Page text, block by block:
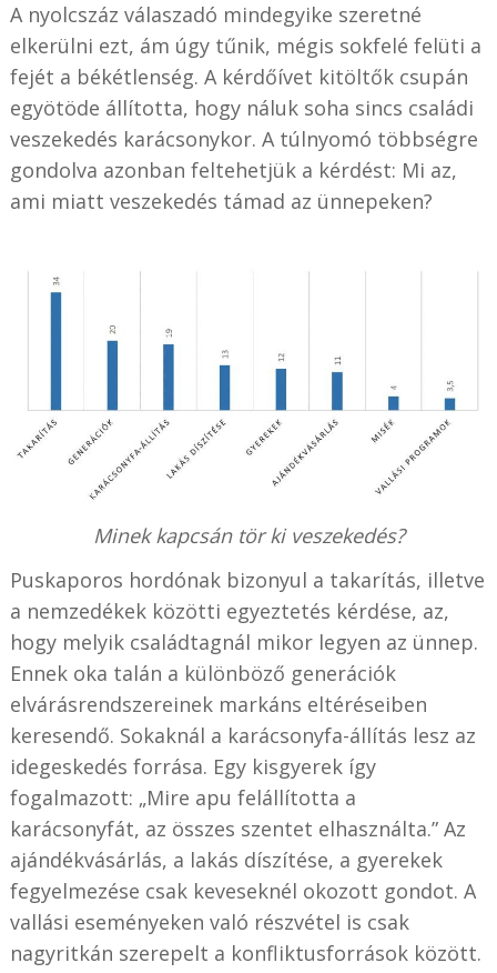
A nyolcszáz válaszadó mindegyike szeretné
elkerülni ezt, ám úgy tűnik, mégis sokfelé felüti a
fejét a békétlenség. A kérdőívet kitöltők csupán
egyötöde állította, hogy náluk soha sincs családi
veszekedés karácsonykor. A túlnyomó többségre
gondolva azonban feltehetjük a kérdést: Mi az,
ami miatt veszekedés támad az ünnepeken?
Minek kapcsán tör ki veszekedés?
Puskaporos hordónak bizonyul a takarítás, illetve
a nemzedékek közötti egyeztetés kérdése, az,
hogy melyik családtagnál mikor legyen az ünnep.
Ennek oka talán a különböző generációk
elvárásrendszereinek markáns eltéréseiben
keresendő. Sokaknál a karácsonyfa-állítás lesz az
idegeskedés forrása. Egy kisgyerek így
fogalmazott: „Mire apu felállította a
karácsonyfát, az összes szentet elhasználta.” Az
ajándékvásárlás, a lakás díszítése, a gyerekek
fegyelmezése csak keveseknél okozott gondot. A
vallási eseményeken való részvétel is csak
nagyritkán szerepelt a konfliktusforrások között.